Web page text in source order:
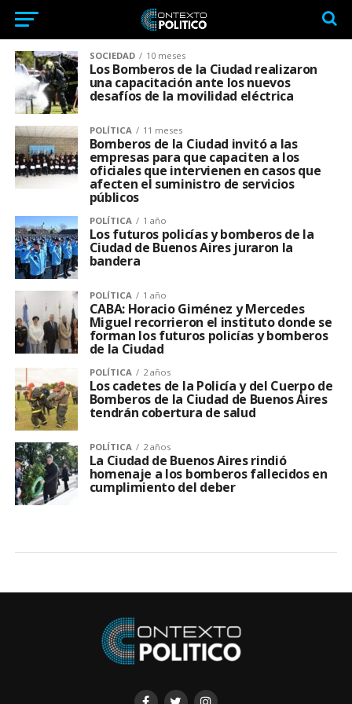
SOCIEDAD 10 meses
Los Bomberos de la Ciudad realizaron
una capacitación ante los nuevos
desafíos de la movilidad eléctrica
POLÍTICA 11 meses
Bomberos de la Ciudad invitó a las
empresas para que capaciten a los
oficiales que intervienen en casos que
afecten el suministro de servicios
públicos
POLÍTICA 1 año
Los futuros policías y bomberos de la
Ciudad de Buenos Aires juraron la
bandera
POLÍTICA 1 año
CABA: Horacio Giménez y Mercedes
Miguel recorrieron el instituto donde se
forman los futuros policías y bomberos
de la Ciudad
POLÍTICA 2 años
Los cadetes de la Policía y del Cuerpo de
Bomberos de la Ciudad de Buenos Aires
tendrán cobertura de salud
POLÍTICA 2 años
La Ciudad de Buenos Aires rindió
homenaje a los bomberos fallecidos en
cumplimiento del deber